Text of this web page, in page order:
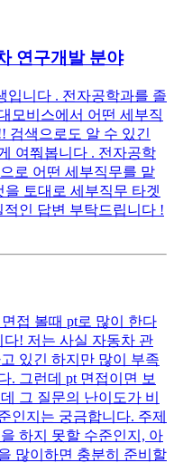
연구개발 분야
입니다 . 전자공학과를 졸
모비스에서 어떤 세부직
검색으로도 알 수 있긴
여쭤봅니다 . 전자공학
로 어떤 세부직무를 맡
토대로 세부직무 타겟
인 답변 부탁드립니다 !
접 볼때 pt로 많이 한다
! 저는 사실 자동차 관
있긴 하지만 많이 부족
. 그런데 pt 면접이면 보
그 질문의 난이도가 비
인지는 궁금합니다. 주제
하지 못할 수준인지, 아
많이하면 충분히 준비할